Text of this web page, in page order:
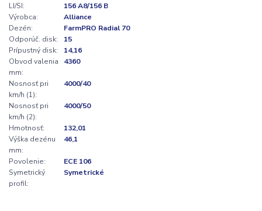
LI/SI:
156 A8/156 B
Výrobca:
Alliance
Dezén:
FarmPRO Radial 70
Odporúč. disk:
15
Prípustný disk:
14,16
Obvod valenia
mm:
4360
Nosnosť pri
km/h (1):
4000/40
Nosnosť pri
km/h (2):
4000/50
Hmotnosť:
132,01
Výška dezénu
mm:
46,1
Povolenie:
ECE 106
Symetrický
profil:
Symetrické